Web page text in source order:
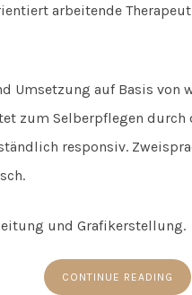
arbeitende
Umsetzung auf Basis von
zum Selberpflegen durch
responsiv.
und Grafikerstellung.
CONTINUE READING